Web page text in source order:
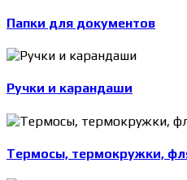
Папки для документов
Ручки и карандаши
Термосы, термокружки,